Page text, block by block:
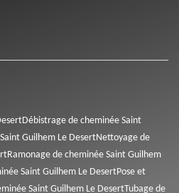
Débistrage de cheminée Saint
Guilhem Le DesertNettoyage de
Ramonage de cheminée Saint Guilhem
Saint Guilhem Le DesertPose et
Saint Guilhem Le DesertTubage de